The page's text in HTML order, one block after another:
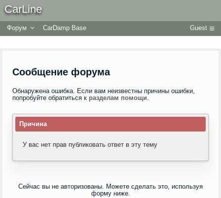
CarLine
Форум CarDamp Base Guest
Сообщение форума
Обнаружена ошибка. Если вам неизвестны причины ошибки,
попробуйте обратиться к разделам помощи.
Причина
У вас нет прав публиковать ответ в эту тему
Сейчас вы не авторизованы. Можете сделать это, используя
форму ниже.